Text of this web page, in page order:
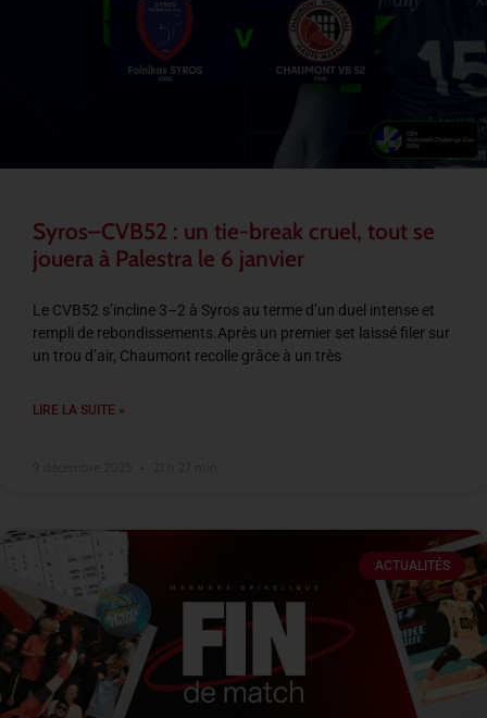
Syros–CVB52 : un tie-break cruel, tout se
jouera à Palestra le 6 janvier
Le CVB52 s’incline 3–2 à Syros au terme d’un duel intense et
rempli de rebondissements.Après un premier set laissé filer sur
un trou d’air, Chaumont recolle grâce à un très
LIRE LA SUITE »
ACTUALITÉS